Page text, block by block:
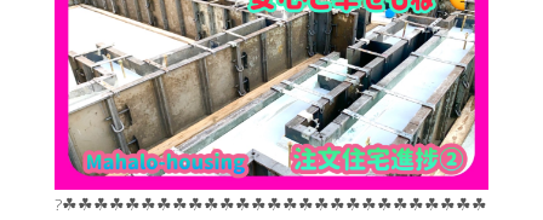
?☘︎☘︎☘︎☘︎☘︎☘︎☘︎☘︎☘︎☘︎☘︎☘︎☘︎☘︎☘︎☘︎☘︎☘︎☘︎☘︎☘︎☘︎☘︎☘︎☘︎☘︎☘︎